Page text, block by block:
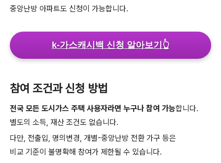
중앙난방 아파트도 신청이 가능합니다.
k-가스캐시백 신청 알아보기 👆
참여 조건과 신청 방법
전국 모든 도시가스 주택 사용자라면 누구나 참여 가능합니다.
별도의 소득, 재산 조건도 없습니다.
다만, 전출입, 명의변경, 개별-중앙난방 전환 가구 등은
비교 기준이 불명확해 참여가 제한될 수 있습니다.